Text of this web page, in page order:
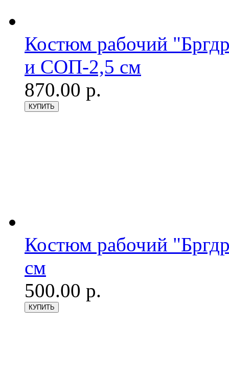
Костюм рабочий
и СОП-2,5 см
870.00 р.
Костюм рабочий
см
500.00 р.